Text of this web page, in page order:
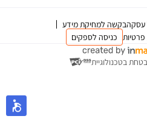
עסקהבקשה למחיקת מידע
פרטיות כניסה לספקים
בטכנולוגיית